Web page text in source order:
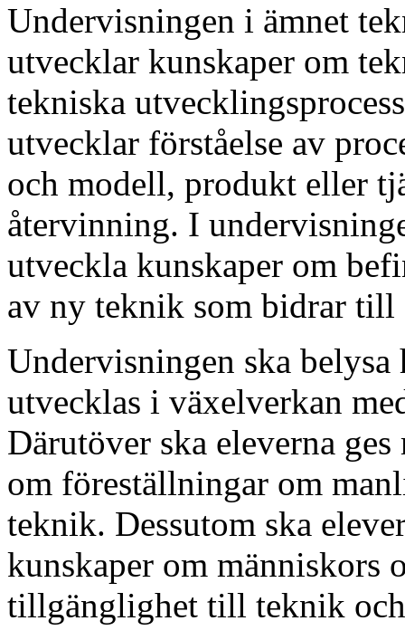
Undervisningen i ämnet
utvecklar kunskaper om
tekniska
utvecklar förståelse av
och modell, produkt eller
återvinning. I
utveckla kunskaper om
av ny teknik som bidrar till
Undervisningen ska
utvecklas i växelverkan
Därutöver ska eleverna
om föreställningar om
teknik. Dessutom ska
kunskaper om människors
tillgänglighet till teknik